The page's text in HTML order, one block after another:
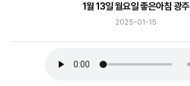
1월 13일 월요일 좋은아침 광주
2025-01-15